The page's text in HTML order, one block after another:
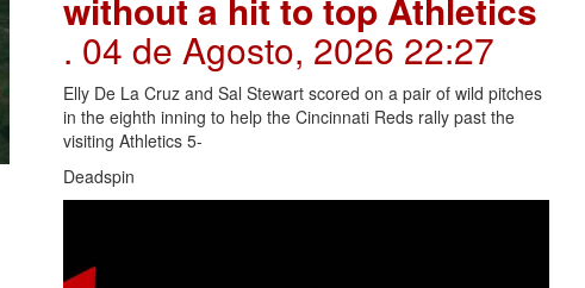
. 04 de Agosto, 2026 22:27
Elly De La Cruz and Sal Stewart scored on a pair of wild pitches
in the eighth inning to help the Cincinnati Reds rally past the
visiting Athletics 5-
Deadspin